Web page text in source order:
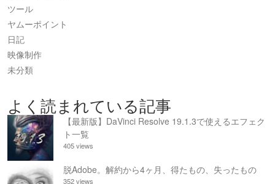
ツール
ヤムーポイント
日記
映像制作
未分類
よく読まれている記事
【最新版】DaVinci Resolve 19.1.3で使えるエフェク
ト一覧
405 views
脱Adobe。解約から4ヶ月、得たもの、失ったもの
352 views